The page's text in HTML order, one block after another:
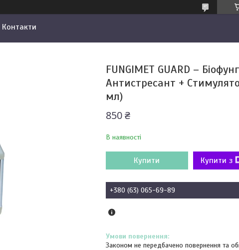
Контакти
FUNGIMET GUARD –
Антистресант +
мл)
850 ₴
В наявності
Купити Купити з
+380 (63) 065-69-89
Законом не передбачено повернення та